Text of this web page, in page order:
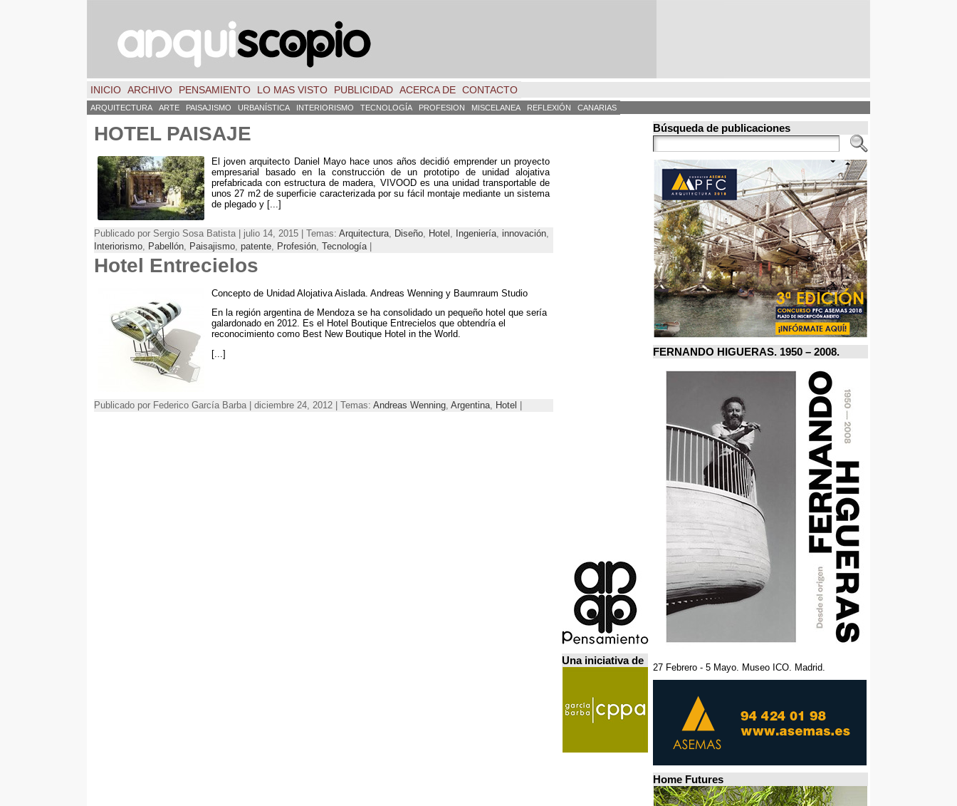
INICIO ARCHIVO PENSAMIENTO LO MAS VISTO PUBLICIDAD ACERCA DE CONTACTO
ARQUITECTURA ARTE PAISAJISMO URBANÍSTICA INTERIORISMO TECNOLOGÍA PROFESION MISCELANEA REFLEXIÓN CANARIAS
HOTEL PAISAJE
El joven arquitecto Daniel Mayo hace unos años decidió emprender un proyecto
empresarial basado en la construcción de un prototipo de unidad alojativa
prefabricada con estructura de madera, VIVOOD es una unidad transportable de
unos 27 m2 de superficie caracterizada por su fácil montaje mediante un sistema
de plegado y [...]
Publicado por Sergio Sosa Batista | julio 14, 2015 | Temas: Arquitectura Diseño Hotel Ingeniería innovación
Interiorismo
Pabellón Paisajismo patente Profesión Tecnología
Hotel Entrecielos
Concepto de Unidad Alojativa Aislada. Andreas Wenning y Baumraum Studio
En la región argentina de Mendoza se ha consolidado un pequeño hotel que sería
galardonado en 2012. Es el Hotel Boutique Entrecielos que obtendría el
reconocimiento como Best New Boutique Hotel in the World.
[...]
Publicado por Federico García Barba | diciembre 24, 2012 | Temas: Andreas Wenning Argentina Hotel |
Una iniciativa de
Búsqueda de publicaciones
FERNANDO HIGUERAS. 1950 – 2008.
27 Febrero - 5 Mayo. Museo ICO. Madrid.
Home Futures